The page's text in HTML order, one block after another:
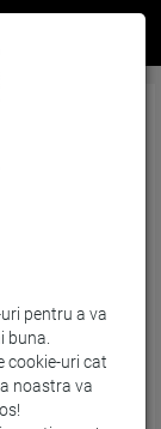
Hp
pentru a va
buna.
cookie-uri cat
noastra va